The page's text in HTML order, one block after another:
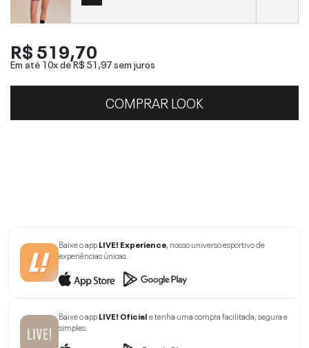
R$ 519,70
Em até 10x deR$ 51,97sem juros
COMPRAR LOOK
Baixe o appLIVE! Experience, nosso universo esportivo de
experiências únicas.
Baixe o appLIVE! Oficiale tenha uma compra facilitada, segura e
simples.